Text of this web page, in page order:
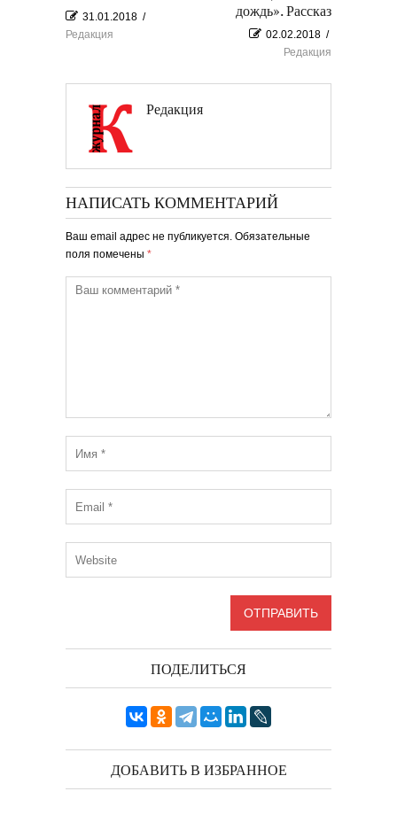
31.01.2018 /
Редакция
дождь». Рассказ
02.02.2018 /
Редакция
Редакция
НАПИСАТЬ КОММЕНТАРИЙ
Ваш email адрес не публикуется. Обязательные
поля помечены *
ПОДЕЛИТЬСЯ
ДОБАВИТЬ В ИЗБРАННОЕ